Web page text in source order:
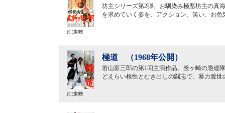
坊主シリーズ第2弾。お馴染み極悪坊主の真
を求めていく姿を、アクション、笑い、お色
(C)東映
極道 （1968年公開）
若山富三郎の第1回主演作品。釜ヶ崎の愚連
どえらい根性とむき出しの闘志で、暴力渡
(C)東映